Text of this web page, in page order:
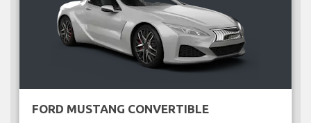
FORD MUSTANG CONVERTIBLE